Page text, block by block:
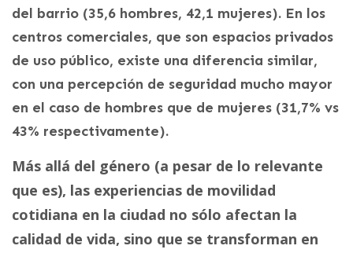
del barrio (35,6 hombres, 42,1 mujeres). En los
centros comerciales, que son espacios privados
de uso público, existe una diferencia similar,
con una percepción de seguridad mucho mayor
en el caso de hombres que de mujeres (31,7% vs
43% respectivamente).
Más allá del género (a pesar de lo relevante
que es), las experiencias de movilidad
cotidiana en la ciudad no sólo afectan la
calidad de vida, sino que se transforman en